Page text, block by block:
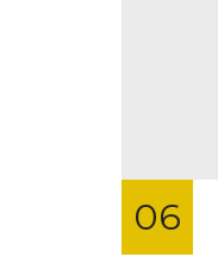
06